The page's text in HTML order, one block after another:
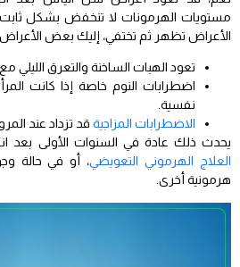
مستويات الهرمونات لا تنخفض بشكل
الأعراض تظهر ثم تختفي، إليك بعض الأعراض
تعود الهبات الساخنة والتعرق الليلي
اضطرابات النوم خاصة إذا كانت
نفسية.
الاضطرابات المزاجية قد تزداد عند
يحدث ذلك عادة في السنوات الأولى بعد
العلاج الهرموني التعويضي، أو في حالة
هرمونية أخرى.